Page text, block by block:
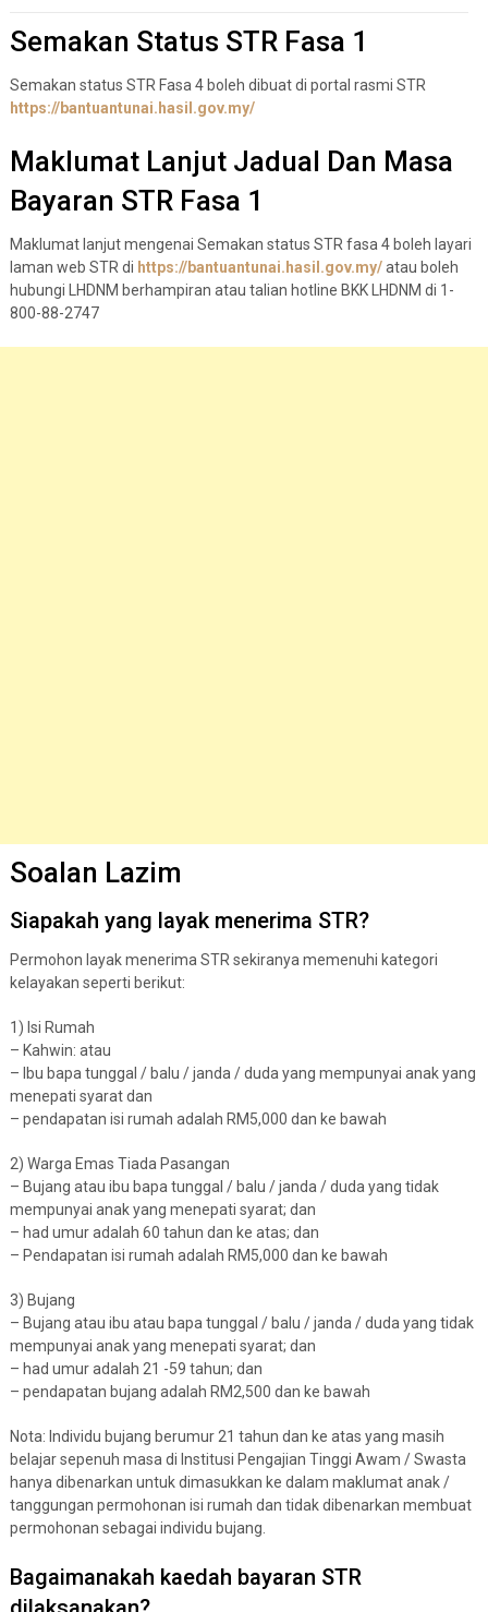
Semakan Status STR Fasa 1
Semakan status STR Fasa 4 boleh dibuat di portal rasmi STR
https://bantuantunai.hasil.gov.my/
Maklumat Lanjut Jadual Dan Masa
Bayaran STR Fasa 1
Maklumat lanjut mengenai Semakan status STR fasa 4 boleh layari
laman web STR di https://bantuantunai.hasil.gov.my/atau boleh
hubungi LHDNM berhampiran atau talian hotline BKK LHDNM di 1-
800-88-2747
Soalan Lazim
Siapakah yang layak menerima STR?
Permohon layak menerima STR sekiranya memenuhi kategori
kelayakan seperti berikut:
1) Isi Rumah
– Kahwin: atau
– Ibu bapa tunggal / balu / janda / duda yang mempunyai anak yang
menepati syarat dan
– pendapatan isi rumah adalah RM5,000 dan ke bawah
2) Warga Emas Tiada Pasangan
– Bujang atau ibu bapa tunggal / balu / janda / duda yang tidak
mempunyai anak yang menepati syarat; dan
– had umur adalah 60 tahun dan ke atas; dan
– Pendapatan isi rumah adalah RM5,000 dan ke bawah
3) Bujang
– Bujang atau ibu atau bapa tunggal / balu / janda / duda yang tidak
mempunyai anak yang menepati syarat; dan
– had umur adalah 21 -59 tahun; dan
– pendapatan bujang adalah RM2,500 dan ke bawah
Nota: Individu bujang berumur 21 tahun dan ke atas yang masih
belajar sepenuh masa di Institusi Pengajian Tinggi Awam / Swasta
hanya dibenarkan untuk dimasukkan ke dalam maklumat anak /
tanggungan permohonan isi rumah dan tidak dibenarkan membuat
permohonan sebagai individu bujang.
Bagaimanakah kaedah bayaran STR